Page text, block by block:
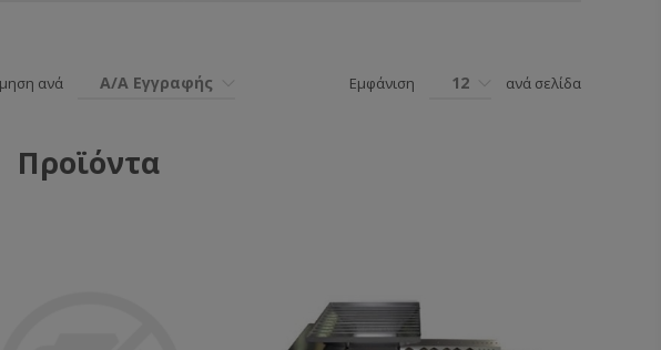
ανά Α/Α Εγγραφής Εμφάνιση 12 ανά σελίδα
Προϊόντα